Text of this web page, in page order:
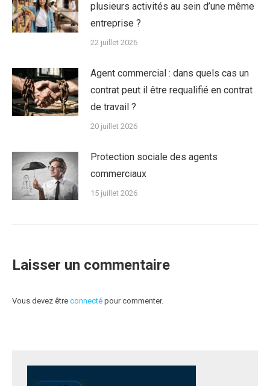
plusieurs activités au sein d’une même
entreprise ?
22 juillet 2026
Agent commercial : dans quels cas un
contrat peut il être requalifié en contrat
de travail ?
20 juillet 2026
Protection sociale des agents
commerciaux
15 juillet 2026
Laisser un commentaire
Vous devez être connecté pour commenter.